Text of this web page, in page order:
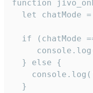
function
let chatMode
if (chatMode
  } else {
  }